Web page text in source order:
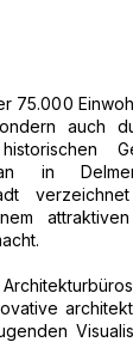
75.000
auch
in